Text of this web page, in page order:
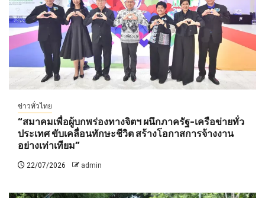
ข่าวทั่วไทย
“สมาคมเพื่อผู้บกพร่องทางจิตฯ ผนึกภาครัฐ-เครือข่ายทั่ว
ประเทศ ขับเคลื่อนทักษะชีวิต สร้างโอกาสการจ้างงาน
อย่างเท่าเทียม”
22/07/2026 admin